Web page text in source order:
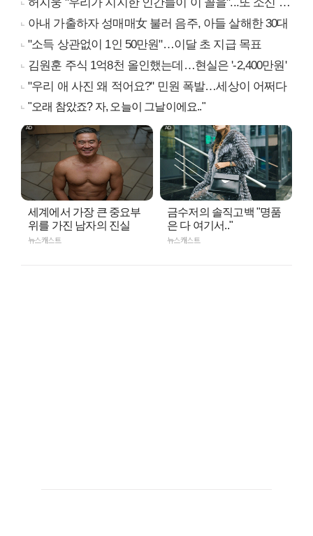
아내 가출하자 성매매女 불러 음주, 아들 살해한 30대
"소득 상관없이 1인 50만원"…이달 초 지급 목표
김원훈 주식 1억8천 올인했는데…현실은 '-2,400만원'
"우리 애 사진 왜 적어요?" 민원 폭발…세상이 어쩌다
"오래 참았죠? 자, 오늘이 그날이에요.."
세계에서 가장 큰 중요부
위를 가진 남자의 진실
뉴스캐스트
금수저의 솔직고백 "명품
은 다 여기서.."
뉴스캐스트